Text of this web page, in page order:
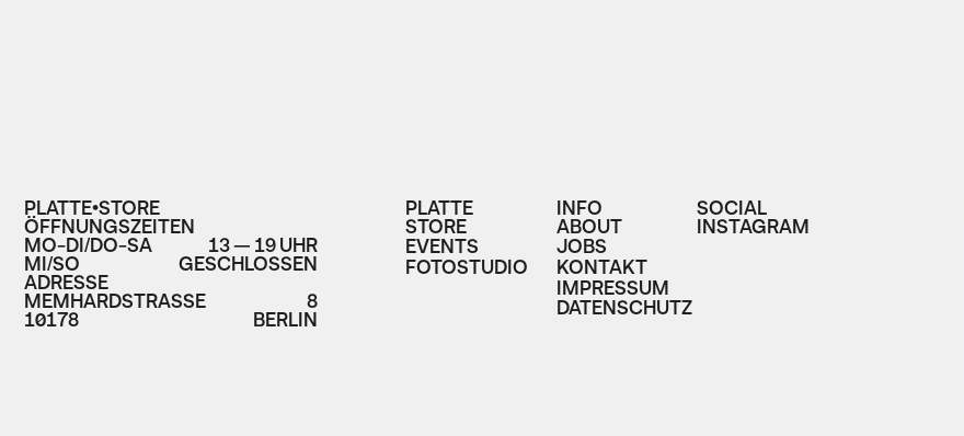
PLATTE•STORE
ÖFFNUNGSZEITEN
MO-DI/DO-SA 13 — 19 UHR
MI/SO GESCHLOSSEN
ADRESSE
MEMHARDSTRASSE 8
10178 BERLIN
PLATTE
STORE
EVENTS
FOTOSTUDIO
INFO
ABOUT
JOBS
KONTAKT
IMPRESSUM
DATENSCHUTZ
SOCIAL
INSTAGRAM